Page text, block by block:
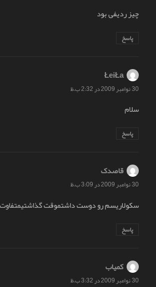
چیز ردیفی بود
پاسخ
ŁeiŁa
30 نوامبر 2009 در 2:32 ب.ظ
سلام
پاسخ
قاصدک
30 نوامبر 2009 در 3:09 ب.ظ
سكولاريسم رو دوست داشتموقت
پاسخ
کمیاب
30 نوامبر 2009 در 3:32 ب.ظ